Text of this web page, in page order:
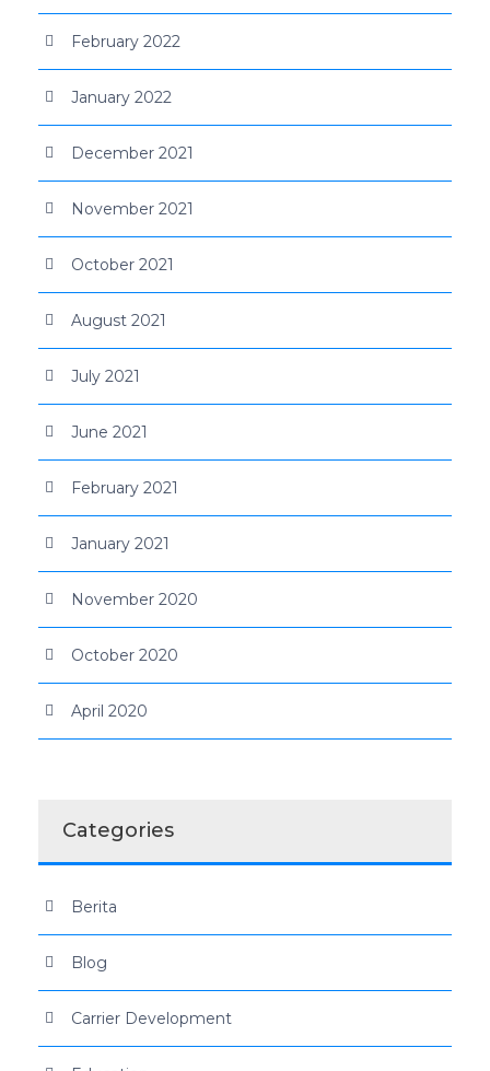
February 2022
January 2022
December 2021
November 2021
October 2021
August 2021
July 2021
June 2021
February 2021
January 2021
November 2020
October 2020
April 2020
Categories
Berita
Blog
Carrier Development